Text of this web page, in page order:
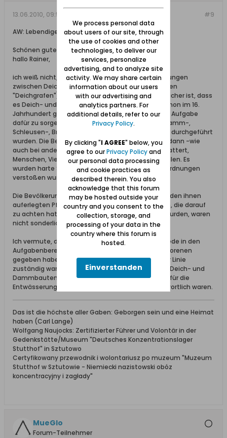
#9
13.06.2010, 09:57
AW: Lebendige Heimat!
Schönen guten Vormittag,
hallo Rainer,
ich weiß nicht, wo die genauen Aufgabenabgrenzungen
zwischen Deichgeschworenen (vergleichbar mit den
"Deichgrafen") und Schlickgeschworenen liegen. Sicher ist, dass
es Deich- und Schlickgeschworenenordnungen schon im 16.
Jahrhundert gab. Diese Geschworenen hatten die Aufgabe
dafür zu sorgen, dass alle erforderlichen Deich-, Damm-,
Schleusen-, Brücken- und Wasserabmahlarbeiten durchgeführt
wurden. Die Bevölkerung der einzelnen Dörfer war dann -wie
auch bei anderen Scharwerkspflichten- dazu vergattert,
Menschen, Vieh und Material zur Verfügung zu stellen. Es
wurden harte Strafen verhängt, wenn gegen die Ordnungen
verstoßen wurde.
Die Bevölkerung war nicht sonderlich glücklich mit den ihnen
auferlegten Pflichten und auch die Geschworenen, die darauf
zu achten hatten, dass diese Pflichten erbracht wurden, waren
nicht sonderlich beliebt.
Ich vermute, dass -sollte es überhaupt Unterschiede in den
Aufgabenbereichen der Deich- und Schlickgeschworenen
gegeben haben- die Deichgeschworenen in erster Linie
zuständig waren für den Erhalt und Sicherheit von Deich- und
Dammbauten, während die Schlickgeschworenen für die
Entwässerung bzw. das Wasserabmahlen verantwortlich waren.
Das ist die höchste aller Gaben: Geborgen sein und eine Heimat
haben (Carl Lange)
Wolfgang Naujocks: Zertifizierter Führer und Volontär in der
Gedenkstätte/Museum "Deutsches Konzentrationslager
Stutthof" in Sztutowo
Certyfikowany przewodnik i wolontariusz po muzeum "Muzeum
Stutthof w Sztutowie - Niemiecki nazistowski obóz
koncentracyjny i zagłady"
MueGlo
Forum-Teilnehmer
We process personal data
about users of our site, through
the use of cookies and other
technologies, to deliver our
services, personalize
advertising, and to analyze site
activity. We may share certain
information about our users
with our advertising and
analytics partners. For
additional details, refer to our
Privacy Policy.
By clicking "I AGREE" below, you
agree to ourPrivacy Policyand
our personal data processing
and cookie practices as
described therein. You also
acknowledge that this forum
may be hosted outside your
country and you consent to the
collection, storage, and
processing of your data in the
country where this forum is
hosted.
Einverstanden